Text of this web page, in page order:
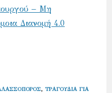
– Μη
Διανομή 4.0
, ΤΡΑΓΟΎΔΙΑ ΓΙΑ